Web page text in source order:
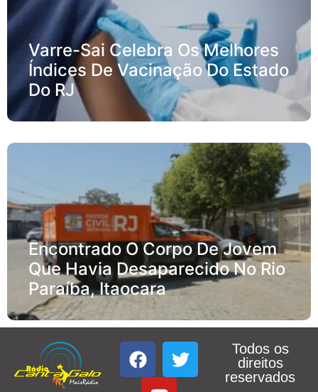
Varre-Sai Celebra Os Melhores
Índices De Vacinação Do Estado
Do RJ
Encontrado O Corpo De Jovem
Que Havia Desaparecido No Rio
Paraíba, Itaocara
Todos os
direitos
reservados